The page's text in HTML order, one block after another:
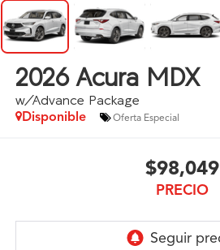
2026 Acura MDX
w/Advance Package
Disponible Oferta Especial
$98,049
PRECIO